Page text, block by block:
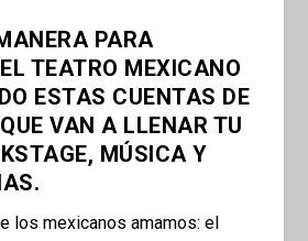
PARA
TEATRO MEXICANO
ESTAS CUENTAS DE
VAN A LLENAR TU
MÚSICA Y
los mexicanos amamos: el